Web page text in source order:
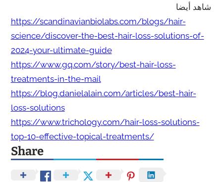
شاهد أيضا
https://scandinavianbiolabs.com/blogs/hair-
science/discover-the-best-hair-loss-solutions-of-
2024-your-ultimate-guide
https://www.gq.com/story/best-hair-loss-
treatments-in-the-mail
https://blog.danielalain.com/articles/best-hair-
loss-solutions
https://www.trichology.com/hair-loss-solutions-
top-10-effective-topical-treatments/
Share